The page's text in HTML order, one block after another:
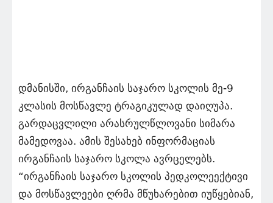
დმანისში, ირგანჩაის საჯარო სკოლის მე-9
კლასის მოსწავლე ტრაგიკულად დაიღუპა.
გარდაცვლილი არასრულწლოვანი სიმარა
მამედოვაა. ამის შესახებ ინფორმაციას
ირგანჩაის საჯარო სკოლა ავრცელებს.
“ირგანჩაის საჯარო სკოლის პედკოლეექტივი
და მოსწავლეები ღრმა მწუხარებით იუწყებიან,